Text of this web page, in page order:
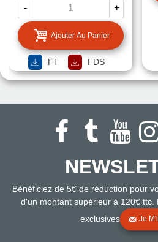
- +
Ajouter Au Panier
FT FDS
Bénéficiez de 5€ de réduction pour
d'un montant supérieur à 120€ ttc.
exclusives
Je